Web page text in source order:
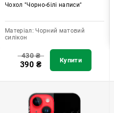
Чохол "Чорно-білі написи"
Матеріал: Чорний матовий
силікон
430₴
390 ₴ Купити